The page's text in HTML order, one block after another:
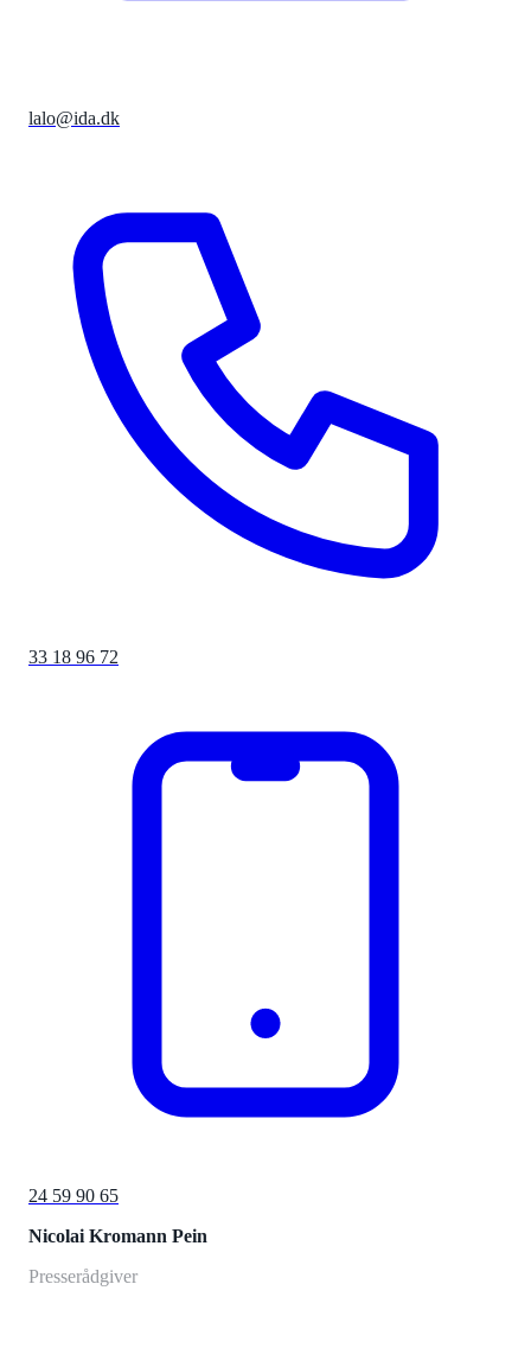
lalo@ida.dk
33 18 96 72
24 59 90 65
Nicolai Kromann Pein
Presserådgiver